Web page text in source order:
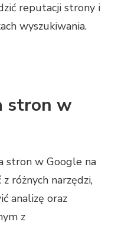
reputacji strony i
wyszukiwania.
stron w
stron w Google na
różnych narzędzi,
analizę oraz
z